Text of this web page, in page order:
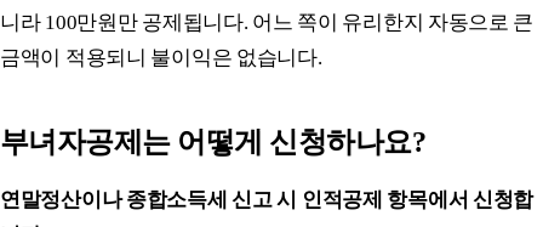
니라 100만원만 공제됩니다. 어느 쪽이 유리한지 자동으로 큰
금액이 적용되니 불이익은 없습니다.
부녀자공제는 어떻게 신청하나요?
연말정산이나 종합소득세 신고 시 인적공제 항목에서 신청합